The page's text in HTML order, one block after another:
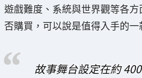
遊戲難度、系統與世界觀等各
否購買，可以說是值得入手的一
故事舞台設定在約